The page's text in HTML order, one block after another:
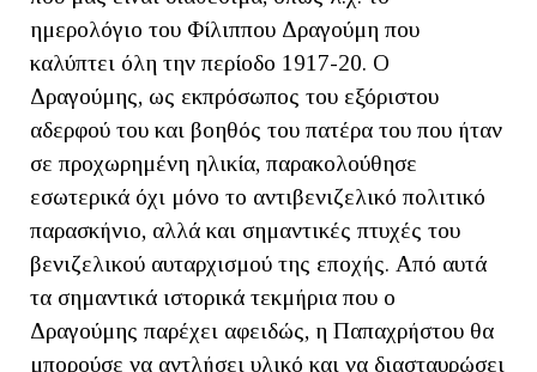
ημερολόγιο του Φίλιππου Δραγούμη που
καλύπτει όλη την περίοδο 1917-20. Ο
Δραγούμης, ως εκπρόσωπος του εξόριστου
αδερφού του και βοηθός του πατέρα του που ήταν
σε προχωρημένη ηλικία, παρακολούθησε
εσωτερικά όχι μόνο το αντιβενιζελικό πολιτικό
παρασκήνιο, αλλά και σημαντικές πτυχές του
βενιζελικού αυταρχισμού της εποχής. Από αυτά
τα σημαντικά ιστορικά τεκμήρια που ο
Δραγούμης παρέχει αφειδώς, η Παπαχρήστου θα
μπορούσε να αντλήσει υλικό και να διασταυρώσει